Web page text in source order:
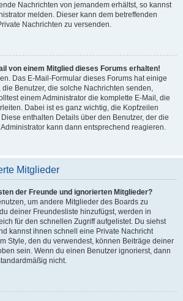
Nachrichten von jemandem erhältst, so kannst
melden. Dieser kann dem betreffenden
Nachrichten zu versenden.
von einem Mitglied dieses Forums erhalten!
Das E-Mail-Formular dieses Forums hat einige
Benutzer, die solche Nachrichten senden,
einem Administrator die komplette E-Mail, die
Dabei ist es ganz wichtig, die Kopfzeilen
enthalten Details über den Benutzer, der die
kann dann entsprechend reagieren.
Mitglieder
der Freunde und ignorierten Mitglieder?
um andere Mitglieder des Boards zu
deiner Freundesliste hinzufügst, werden in
für den schnellen Zugriff aufgelistet. Du siehst
kannst ihnen schnell eine Private Nachricht
Style, den du verwendest, können Beiträge deiner
sein. Wenn du einen Benutzer ignorierst, dann
nicht.